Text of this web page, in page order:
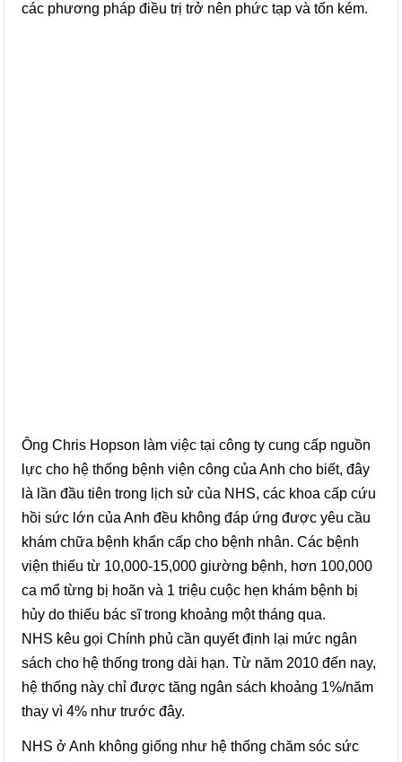
các phương pháp điều trị trở nên phức tạp và tốn kém.
Ông Chris Hopson làm việc tại công ty cung cấp nguồn
lực cho hệ thống bệnh viện công của Anh cho biết, đây
là lần đầu tiên trong lịch sử của NHS, các khoa cấp cứu
hồi sức lớn của Anh đều không đáp ứng được yêu cầu
khám chữa bệnh khẩn cấp cho bệnh nhân. Các bệnh
viện thiếu từ 10,000-15,000 giường bệnh, hơn 100,000
ca mổ từng bị hoãn và 1 triệu cuộc hẹn khám bệnh bị
hủy do thiếu bác sĩ trong khoảng một tháng qua.
NHS kêu gọi Chính phủ cần quyết định lại mức ngân
sách cho hệ thống trong dài hạn. Từ năm 2010 đến nay,
hệ thống này chỉ được tăng ngân sách khoảng 1%/năm
thay vì 4% như trước đây.
NHS ở Anh không giống như hệ thống chăm sóc sức